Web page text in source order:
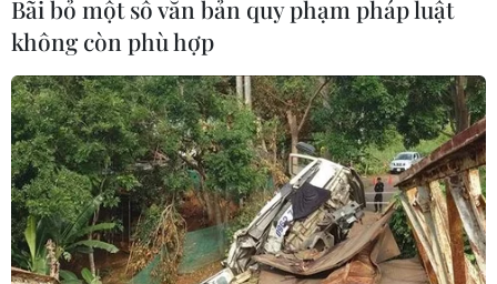
Giá vàng thế giới giảm hơn 10 USD do
đồng USD mạnh lên
09/08/2023 00:28
Bãi bỏ một số văn bản quy phạm pháp luật
không còn phù hợp